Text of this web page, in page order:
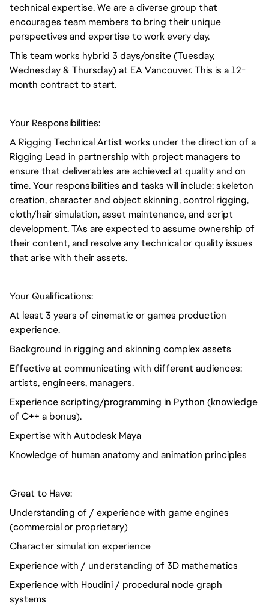
technical expertise. We are a diverse group that
encourages team members to bring their unique
perspectives and expertise to work every day.
This team works hybrid 3 days/onsite (Tuesday,
Wednesday & Thursday) at EA Vancouver. This is a 12-
month contract to start.
Your Responsibilities:
A Rigging Technical Artist works under the direction of a
Rigging Lead in partnership with project managers to
ensure that deliverables are achieved at quality and on
time. Your responsibilities and tasks will include: skeleton
creation, character and object skinning, control rigging,
cloth/hair simulation, asset maintenance, and script
development. TAs are expected to assume ownership of
their content, and resolve any technical or quality issues
that arise with their assets.
Your Qualifications:
At least 3 years of cinematic or games production
experience.
Background in rigging and skinning complex assets
Effective at communicating with different audiences:
artists, engineers, managers.
Experience scripting/programming in Python (knowledge
of C++ a bonus).
Expertise with Autodesk Maya
Knowledge of human anatomy and animation principles
Great to Have:
Understanding of / experience with game engines
(commercial or proprietary)
Character simulation experience
Experience with / understanding of 3D mathematics
Experience with Houdini / procedural node graph
systems